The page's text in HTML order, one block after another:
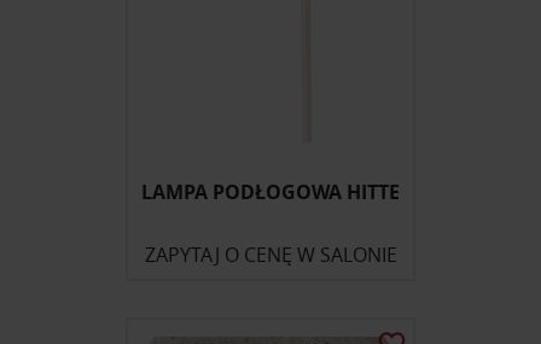
LAMPA PODŁOGOWA HITTE
ZAPYTAJ O CENĘ W SALONIE